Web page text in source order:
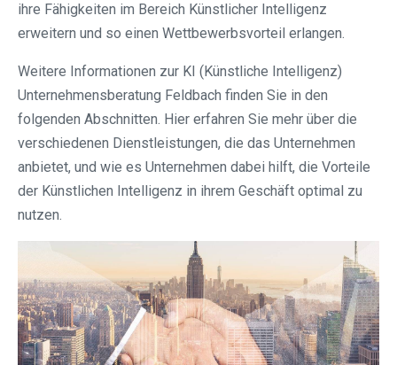
ihre Fähigkeiten im Bereich Künstlicher Intelligenz
erweitern und so einen Wettbewerbsvorteil erlangen.
Weitere Informationen zur KI (Künstliche Intelligenz)
Unternehmensberatung Feldbach finden Sie in den
folgenden Abschnitten. Hier erfahren Sie mehr über die
verschiedenen Dienstleistungen, die das Unternehmen
anbietet, und wie es Unternehmen dabei hilft, die Vorteile
der Künstlichen Intelligenz in ihrem Geschäft optimal zu
nutzen.